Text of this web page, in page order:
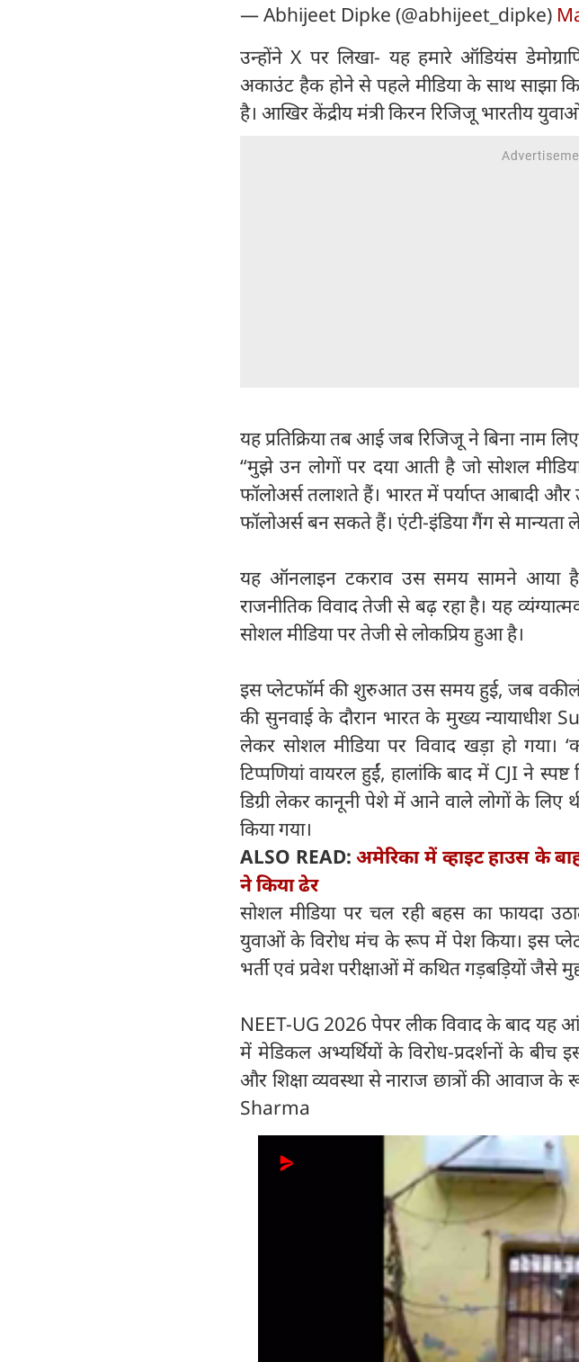
— Abhijeet Dipke (@abhijeet_dipke)
उन्होंने X पर लिखा- यह हमारे ऑडियंस
अकाउंट हैक होने से पहले मीडिया के साथ साझा
है। आखिर केंद्रीय मंत्री किरन रिजिजू भारतीय
यह प्रतिक्रिया तब आई जब रिजिजू ने बिना नाम
“मुझे उन लोगों पर दया आती है जो सोशल
फॉलोअर्स तलाशते हैं। भारत में पर्याप्त आबादी
फॉलोअर्स बन सकते हैं। एंटी-इंडिया गैंग से मान्यता
यह ऑनलाइन टकराव उस समय सामने आया है,
राजनीतिक विवाद तेजी से बढ़ रहा है। यह
सोशल मीडिया पर तेजी से लोकप्रिय हुआ है।
इस प्लेटफॉर्म की शुरुआत उस समय हुई, जब वकीलों
की सुनवाई के दौरान भारत के मुख्य न्यायाधीश
लेकर सोशल मीडिया पर विवाद खड़ा हो गया।
टिप्पणियां वायरल हुईं, हालांकि बाद में CJI ने
डिग्री लेकर कानूनी पेशे में आने वाले लोगों के
किया गया।
ALSO READ:अमेरिका में व्हाइट हाउस के
ने किया ढेर
सोशल मीडिया पर चल रही बहस का फायदा
युवाओं के विरोध मंच के रूप में पेश किया। इस
भर्ती एवं प्रवेश परीक्षाओं में कथित गड़बड़ियों जैसे
NEET-UG 2026 पेपर लीक विवाद के बाद यह
में मेडिकल अभ्यर्थियों के विरोध-प्रदर्शनों के बीच
और शिक्षा व्यवस्था से नाराज छात्रों की
Sharma